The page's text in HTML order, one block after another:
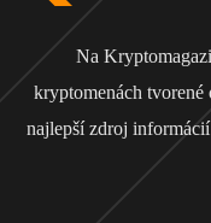
Na
kryptomenách
najlepší zdroj